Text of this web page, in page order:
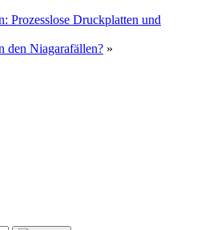
Prozesslose Druckplatten und
den Niagarafällen? »